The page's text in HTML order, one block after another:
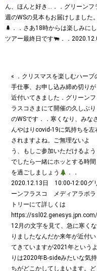
« ．クリスマスを楽しむハーブ
手仕事、お申し込み締め切りが
近付いてきました．グリーンフ
ラスコさまにて開催の久しぶり
のWSです︎．．寒くなり、みな
んやはりcovid-19に気持ちを左
されますよね。ご無理ないよ
う、もしご参加いただけるよう
でしたら一緒にホッとする時間
を過ごしましょう
．．
2020.12.13日 10:00-12:00グ
ーンフラスコ メディアラボラ
トリーにて詳しくは
https://
12月の文字を見て、急に寒くな
りました︎なんだか来年が近付い
てきていますが2021年というよ
りは2020年B-sideみたいな気持
ちがどこかしてしまいます。ど